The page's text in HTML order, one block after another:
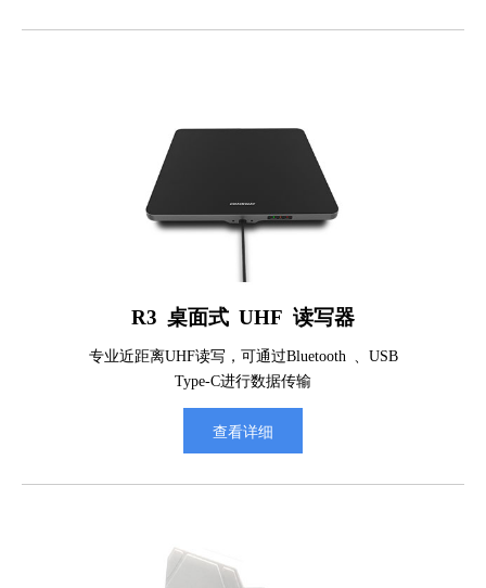
R3 桌面式 UHF 读写器
专业近距离UHF读写，可通过Bluetooth 、USB
Type-C进行数据传输
查看详细